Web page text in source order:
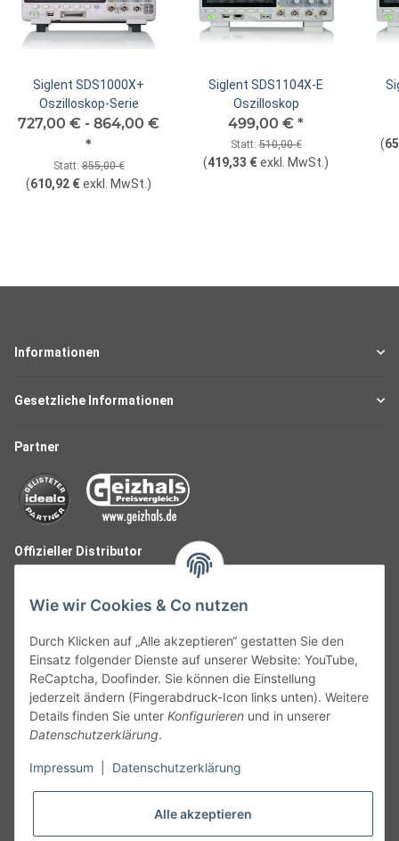
Siglent SDS1000X+
Oszilloskop-Serie
727,00 € - 864,00 €
*
Statt:855,00 €
(610,92 €exkl. MwSt. )
Siglent SDS1104X-E
Oszilloskop
499,00 € *
Statt:510,00 €
(419,33 €exkl. MwSt. )
(
Informationen
Gesetzliche Informationen
Partner
Offizieller Distributor
Follow Us
Wie wir Cookies & Co nutzen
Durch Klicken auf „Alle akzeptieren“ gestatten Sie den
Einsatz folgender Dienste auf unserer Website: YouTube,
ReCaptcha, Doofinder. Sie können die Einstellung
jederzeit ändern (Fingerabdruck-Icon links unten). Weitere
Details finden Sie unter Konfigurieren und in unserer
Datenschutzerklärung.
Impressum Datenschutzerklärung
Alle akzeptieren